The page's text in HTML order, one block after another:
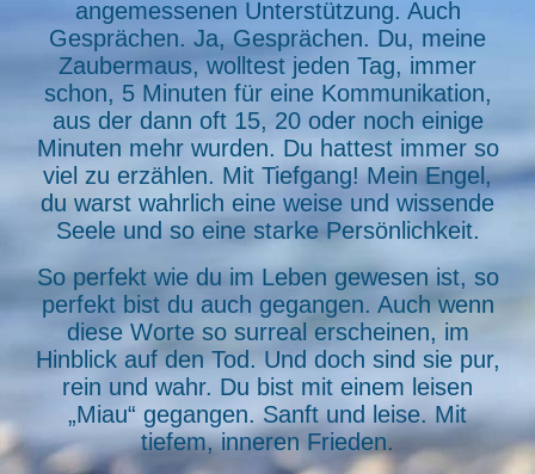
angemessenen Unterstützung. Auch
Gesprächen. Ja, Gesprächen. Du, meine
Zaubermaus, wolltest jeden Tag, immer
schon, 5 Minuten für eine Kommunikation,
aus der dann oft 15, 20 oder noch einige
Minuten mehr wurden. Du hattest immer so
viel zu erzählen. Mit Tiefgang! Mein Engel,
du warst wahrlich eine weise und wissende
Seele und so eine starke Persönlichkeit.
So perfekt wie du im Leben gewesen ist, so
perfekt bist du auch gegangen. Auch wenn
diese Worte so surreal erscheinen, im
Hinblick auf den Tod. Und doch sind sie pur,
rein und wahr. Du bist mit einem leisen
„Miau“ gegangen. Sanft und leise. Mit
tiefem, inneren Frieden.